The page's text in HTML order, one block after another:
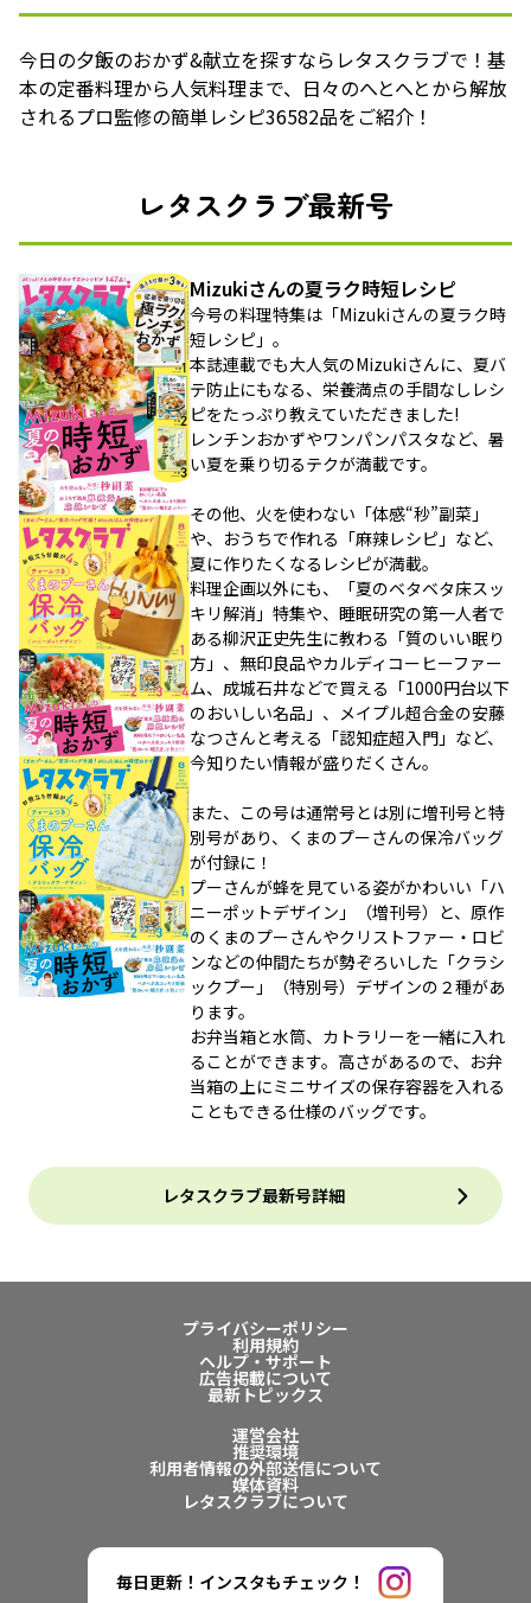
今日の夕飯のおかず&献立を探すならレタスクラブで！基
本の定番料理から人気料理まで、日々のへとへとから解放
されるプロ監修の簡単レシピ36582品をご紹介！
レタスクラブ最新号
Mizukiさんの夏ラク時短レシピ
今号の料理特集は「Mizukiさんの夏ラク時
短レシピ」。
本誌連載でも大人気のMizukiさんに、夏バ
テ防止にもなる、栄養満点の手間なしレシ
ピをたっぷり教えていただきました!
レンチンおかずやワンパンパスタなど、暑
い夏を乗り切るテクが満載です。
その他、火を使わない「体感“秒”副菜」
や、おうちで作れる「麻辣レシピ」など、
夏に作りたくなるレシピが満載。
料理企画以外にも、「夏のベタベタ床スッ
キリ解消」特集や、睡眠研究の第一人者で
ある柳沢正史先生に教わる「質のいい眠り
方」、無印良品やカルディコーヒーファー
ム、成城石井などで買える「1000円台以下
のおいしい名品」、メイプル超合金の安藤
なつさんと考える「認知症超入門」など、
今知りたい情報が盛りだくさん。
また、この号は通常号とは別に増刊号と特
別号があり、くまのプーさんの保冷バッグ
が付録に！
プーさんが蜂を見ている姿がかわいい「ハ
ニーポットデザイン」（増刊号）と、原作
のくまのプーさんやクリストファー・ロビ
ンなどの仲間たちが勢ぞろいした「クラシ
ックプー」（特別号）デザインの２種があ
ります。
お弁当箱と水筒、カトラリーを一緒に入れ
ることができます。高さがあるので、お弁
当箱の上にミニサイズの保存容器を入れる
こともできる仕様のバッグです。
レタスクラブ最新号詳細
プライバシーポリシー
利用規約
ヘルプ・サポート
広告掲載について
最新トピックス
運営会社
推奨環境
利用者情報の外部送信について
媒体資料
レタスクラブについて
毎日更新！インスタもチェック！